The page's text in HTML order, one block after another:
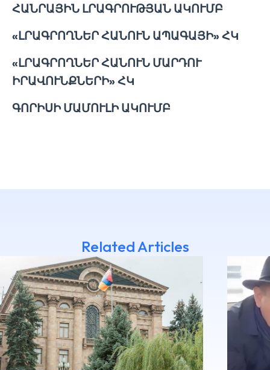
ՀԱՆՐԱՅԻՆ ԼՐԱԳՐՈՒԹՅԱՆ ԱԿՈՒՄԲ
«ԼՐԱԳՐՈՂՆԵՐ ՀԱՆՈՒՆ ԱՊԱԳԱՅԻ» ՀԿ
«ԼՐԱԳՐՈՂՆԵՐ ՀԱՆՈՒՆ ՄԱՐԴՈՒ
ԻՐԱՎՈՒՆՔՆԵՐԻ» ՀԿ
ԳՈՐԻՍԻ ՄԱՄՈՒԼԻ ԱԿՈՒՄԲ
Related Articles